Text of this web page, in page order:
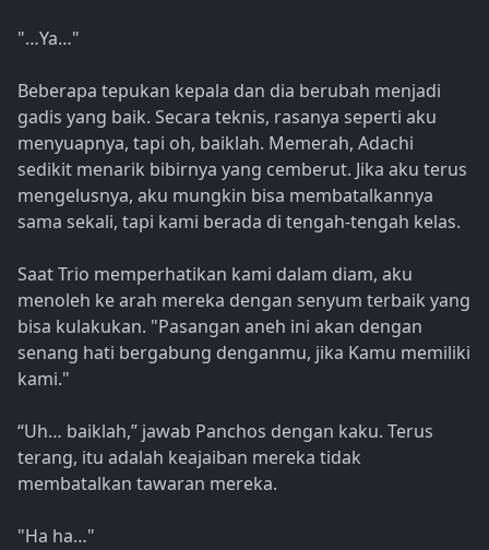
"…Ya…"
Beberapa tepukan kepala dan dia berubah menjadi
gadis yang baik. Secara teknis, rasanya seperti aku
menyuapnya, tapi oh, baiklah. Memerah, Adachi
sedikit menarik bibirnya yang cemberut. Jika aku terus
mengelusnya, aku mungkin bisa membatalkannya
sama sekali, tapi kami berada di tengah-tengah kelas.
Saat Trio memperhatikan kami dalam diam, aku
menoleh ke arah mereka dengan senyum terbaik yang
bisa kulakukan. "Pasangan aneh ini akan dengan
senang hati bergabung denganmu, jika Kamu memiliki
kami."
“Uh… baiklah,” jawab Panchos dengan kaku. Terus
terang, itu adalah keajaiban mereka tidak
membatalkan tawaran mereka.
"Ha ha…"